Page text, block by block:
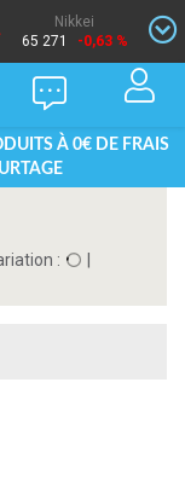
Nikkei
65 271
-0,63 %
À 0€ DE FRAIS
: